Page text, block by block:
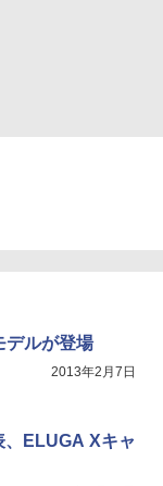
デルが登場
2013年2月7日
ELUGA Xキャ